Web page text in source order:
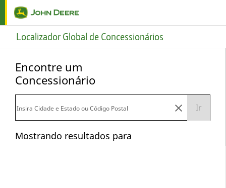
Skip to main content
Localizador Global de Concessionários
Encontre um
Concessionário
Ir
Mostrando resultados para